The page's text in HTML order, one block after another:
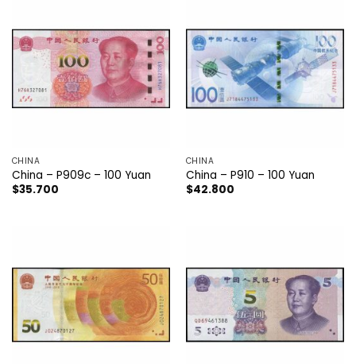
CHINA
China – P909c – 100 Yuan
$35.700
CHINA
China – P910 – 100 Yuan
$42.800